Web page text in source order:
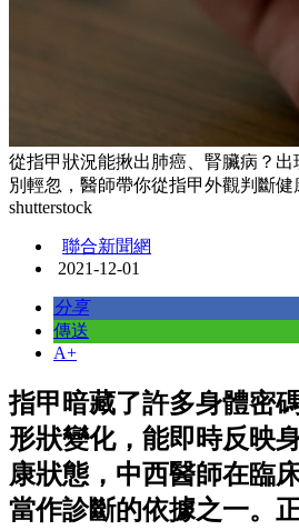
從指甲狀況能揪出肺癌、腎臟病？
別輕忽，醫師帶你從指甲外觀判斷
shutterstock
聯合新聞網
2021-12-01
分享
傳送
A+
指甲暗藏了許多身體密
形狀變化，能即時反映
康狀態，中西醫師在臨
當作診斷的依據之一。